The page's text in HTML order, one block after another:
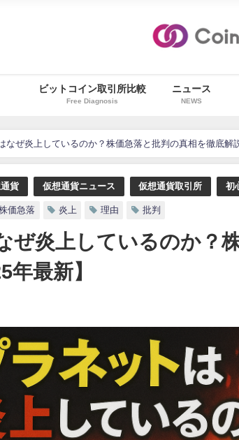
ビットコイン取引所比較
Free Diagnosis
ニュース
NEWS
なぜ炎上しているのか？株価急落と批判の真相を徹底解
貨 仮想通貨ニュース 仮想通貨取引所 初
価急落 炎上 理由 批判
ぜ炎上しているのか？
年最新】